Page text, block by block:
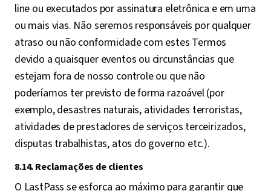
line ou executados por assinatura eletrônica e em uma
ou mais vias. Não seremos responsáveis por qualquer
atraso ou não conformidade com estes Termos
devido a quaisquer eventos ou circunstâncias que
estejam fora de nosso controle ou que não
poderíamos ter previsto de forma razoável (por
exemplo, desastres naturais, atividades terroristas,
atividades de prestadores de serviços terceirizados,
disputas trabalhistas, atos do governo etc.).
8.14. Reclamações de clientes
O LastPass se esforça ao máximo para garantir que